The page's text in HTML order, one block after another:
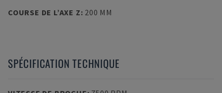
COURSE DE L’AXE Z: 200 MM
SPÉCIFICATION TECHNIQUE